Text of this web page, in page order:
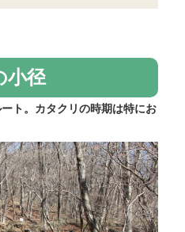
小径
ト。カタクリの時期は特にお